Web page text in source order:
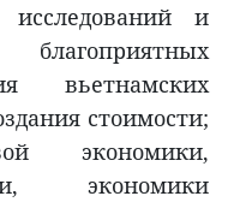
исследований и
вьетнамских
стоимости;
экономики,
экономики